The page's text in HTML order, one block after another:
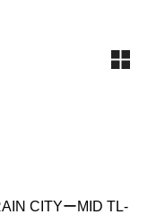
CITYーMID TL-